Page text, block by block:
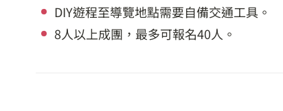
DIY遊程至導覽地點需要自備交通工具。
8人以上成團，最多可報名40人。